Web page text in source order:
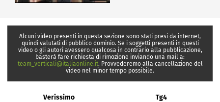
Alcuni video presenti in questa sezione sono stati presi da internet,
quindi valutati di pubblico dominio. Se i soggetti presenti in questi
video o gli autori avessero qualcosa in contrario alla pubblicazione,
basterà fare richiesta di rimozione inviando una mail a:
team_verticali@italiaonline.it. Provvederemo alla cancellazione del
video nel minor tempo possibile.
Verissimo Tg4